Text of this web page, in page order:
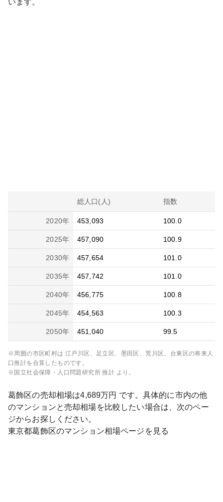
います。
総人口(人) 指数
2020年 453,093 100.0
2025年 457,090 100.9
2030年 457,654 101.0
2035年 457,742 101.0
2040年 456,775 100.8
2045年 454,563 100.3
2050年 451,040 99.5
※周囲の市区町村は 江戸川区、足立区、墨田区、荒川区、台東区の将来人
口推計を合算したものです。
※国立社会保障・人口問題研究所 推計 より。
葛飾区の売却相場は4,689万円 です。具体的に市内の他
のマンションと売却相場を比較したい場合は、次のペー
ジからお探しください。
東京都葛飾区のマンション相場ページを見る